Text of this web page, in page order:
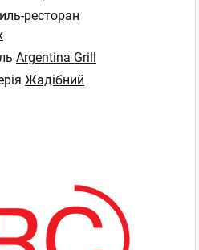
ресторан
Argentina Grill
Жадібний